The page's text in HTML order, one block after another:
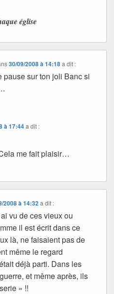
église
30/09/2008 à 14:18 a dit :
pause sur ton joli Banc si
à 17:44a dit :
me fait plaisir…
2008 à 14:32 a dit :
vu de ces vieux ou
il est écrit dans ce
là, ne faisaient pas de
même le regard
déjà parti. Dans les
et même après, ils
» !!